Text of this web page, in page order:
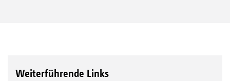
Weiterführende Links